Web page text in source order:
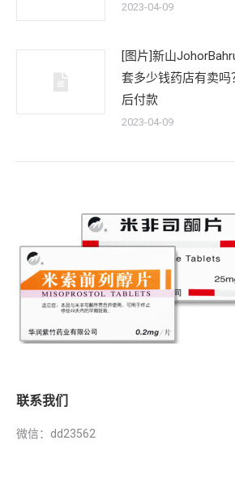
2023-04-09
[图片]新山
套多少钱药店有卖
后付款
2023-04-09
联系我们
微信：dd23562